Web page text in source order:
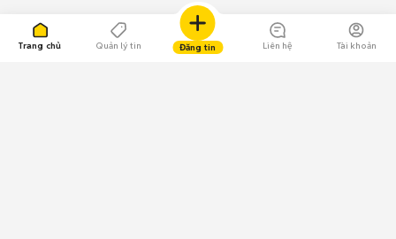
Trang chủ Quản lý tin Đăng tin Liên hệ Tài khoản